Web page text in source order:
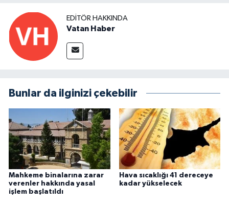
EDITÖR HAKKINDA
Vatan Haber
Bunlar da ilginizi çekebilir
Mahkeme binalarına zarar
verenler hakkında yasal
işlem başlatıldı
Hava sıcaklığı 41 dereceye
kadar yükselecek